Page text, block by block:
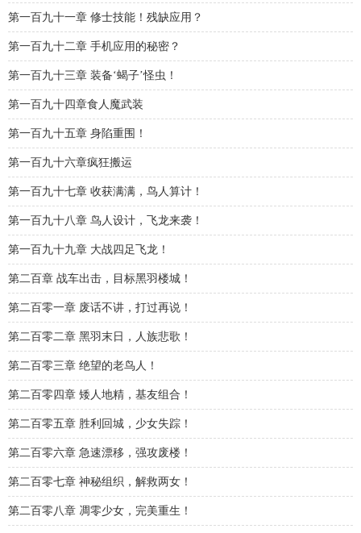
第一百九十一章 修士技能！残缺应用？
第一百九十二章 手机应用的秘密？
第一百九十三章 装备‘蝎子’怪虫！
第一百九十四章食人魔武装
第一百九十五章 身陷重围！
第一百九十六章疯狂搬运
第一百九十七章 收获满满，鸟人算计！
第一百九十八章 鸟人设计，飞龙来袭！
第一百九十九章 大战四足飞龙！
第二百章 战车出击，目标黑羽楼城！
第二百零一章 废话不讲，打过再说！
第二百零二章 黑羽末日，人族悲歌！
第二百零三章 绝望的老鸟人！
第二百零四章 矮人地精，基友组合！
第二百零五章 胜利回城，少女失踪！
第二百零六章 急速漂移，强攻废楼！
第二百零七章 神秘组织，解救两女！
第二百零八章 凋零少女，完美重生！